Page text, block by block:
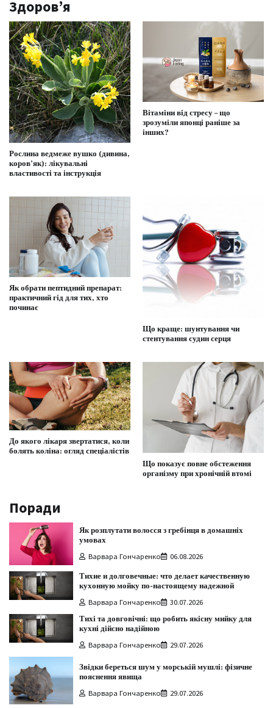
Здоров’я
Рослина ведмеже вушко (дивина,
коров’як): лікувальні
властивості та інструкція
Вітаміни від стресу – що
зрозуміли японці раніше за
інших?
Як обрати пептидний препарат:
практичний гід для тих, хто
починає
Що краще: шунтування чи
стентування судин серця
До якого лікаря звертатися, коли
болять коліна: огляд спеціалістів
Що показує повне обстеження
організму при хронічній втомі
Поради
Як розплутати волосся з гребінця в домашніх
умовах
Варвара Гончаренко 06.08.2026
Тихие и долговечные: что делает качественную
кухонную мойку по-настоящему надежной
Варвара Гончаренко 30.07.2026
Тихі та довговічні: що робить якісну мийку для
кухні дійсно надійною
Варвара Гончаренко 29.07.2026
Звідки береться шум у морській мушлі: фізичне
пояснення явища
Варвара Гончаренко 29.07.2026